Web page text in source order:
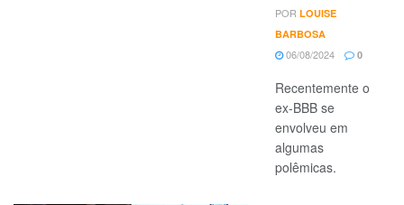
POR LOUISE
BARBOSA
06/08/2024 0
Recentemente o
ex-BBB se
envolveu em
algumas
polêmicas.